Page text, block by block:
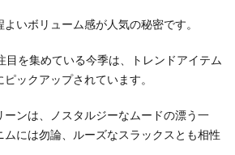
いボリューム感が人気の秘密です。
目を集めている今季は、トレンドアイテム
ックアップされています。
ーンは、ノスタルジーなムードの漂う一
ムには勿論、ルーズなスラックスとも相性